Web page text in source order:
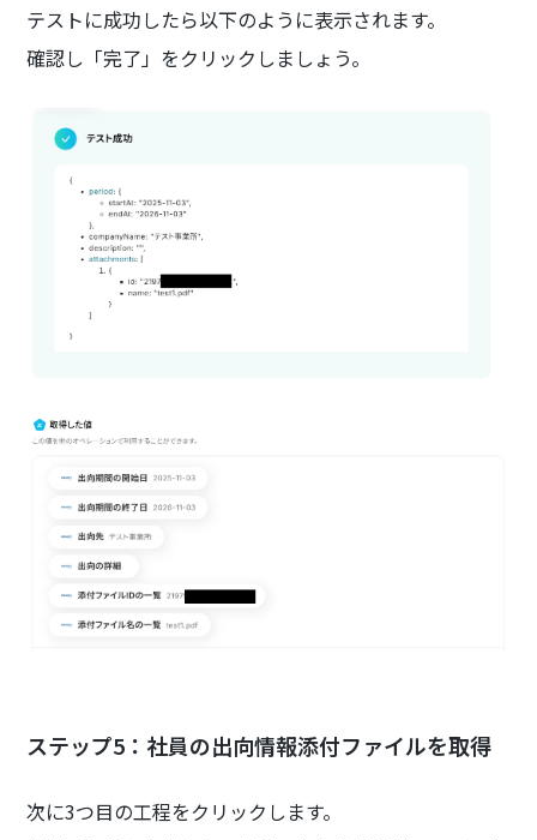
テストに成功したら以下のように表示されます。
確認し「完了」をクリックしましょう。
ステップ5：社員の出向情報添付ファイルを取得
次に3つ目の工程をクリックします。